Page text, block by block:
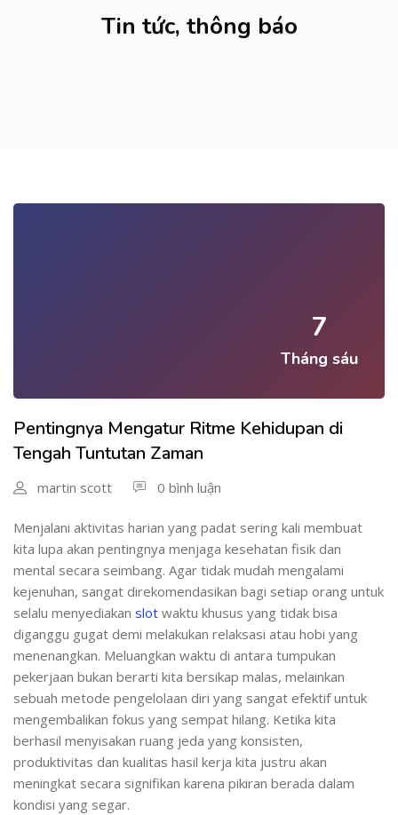
Tin tức, thông báo
7
Tháng sáu
Pentingnya Mengatur Ritme Kehidupan di
Tengah Tuntutan Zaman
martin scott 0 bình luận
Menjalani aktivitas harian yang padat sering kali membuat
kita lupa akan pentingnya menjaga kesehatan fisik dan
mental secara seimbang. Agar tidak mudah mengalami
kejenuhan, sangat direkomendasikan bagi setiap orang untuk
selalu menyediakan slot waktu khusus yang tidak bisa
diganggu gugat demi melakukan relaksasi atau hobi yang
menenangkan. Meluangkan waktu di antara tumpukan
pekerjaan bukan berarti kita bersikap malas, melainkan
sebuah metode pengelolaan diri yang sangat efektif untuk
mengembalikan fokus yang sempat hilang. Ketika kita
berhasil menyisakan ruang jeda yang konsisten,
produktivitas dan kualitas hasil kerja kita justru akan
meningkat secara signifikan karena pikiran berada dalam
kondisi yang segar.